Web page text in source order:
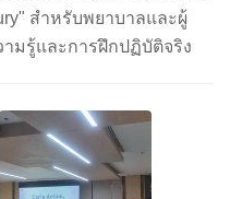
สำหรับพยาบาลและผู้
มรู้และการฝึกปฏิบัติจริง